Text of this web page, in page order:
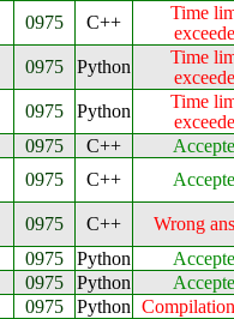
0975 C++
Time
0975 Python
Time
0975 Python
Time
0975 C++
0975 C++
0975 C++
Wrong
0975 Python
0975 Python
0975 Python